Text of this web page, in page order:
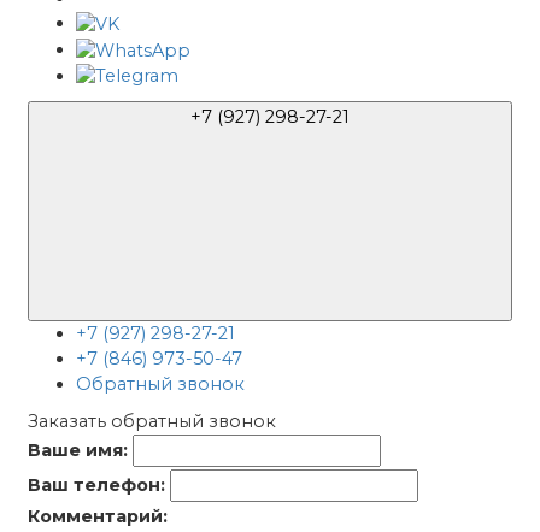
+7 (927) 298-27-21
+7 (846) 973-50-47
Обратный звонок
Заказать обратный звонок
Ваше имя:
Ваш телефон:
Комментарий: